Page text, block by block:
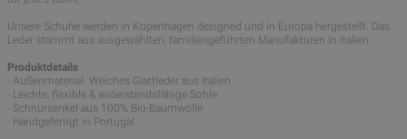
Unsere Schuhe werden in Kopenhagen designed und in Europa hergestellt. Das
Leder stammt aus ausgewählten, familiengeführten Manufakturen in Italien.
Produktdetails
- Außenmaterial: Weiches Glattleder aus Italien
- Leichte, flexible & widerstandsfähige Sohle
- Schnürsenkel aus 100% Bio-Baumwolle
- Handgefertigt in Portugal